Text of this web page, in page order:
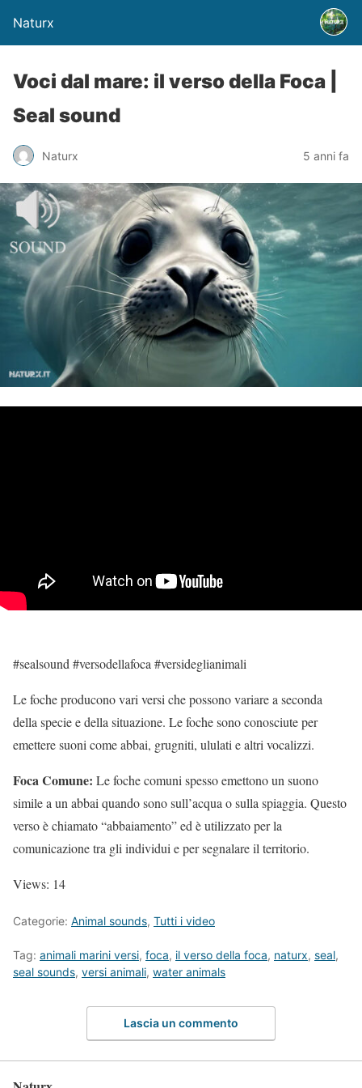
Naturx
Voci dal mare: il verso della Foca |
Seal sound
Naturx 5 anni fa
#sealsound #versodellafoca #versideglianimali
Le foche producono vari versi che possono variare a seconda
della specie e della situazione. Le foche sono conosciute per
emettere suoni come abbai, grugniti, ululati e altri vocalizzi.
Foca Comune: Le foche comuni spesso emettono un suono
simile a un abbai quando sono sull’acqua o sulla spiaggia. Questo
verso è chiamato “abbaiamento” ed è utilizzato per la
comunicazione tra gli individui e per segnalare il territorio.
Views: 14
Categorie: Animal sounds, Tutti i video
Tag: animali marini versi, foca, il verso della foca, naturx, seal,
seal sounds, versi animali, water animals
Lascia un commento